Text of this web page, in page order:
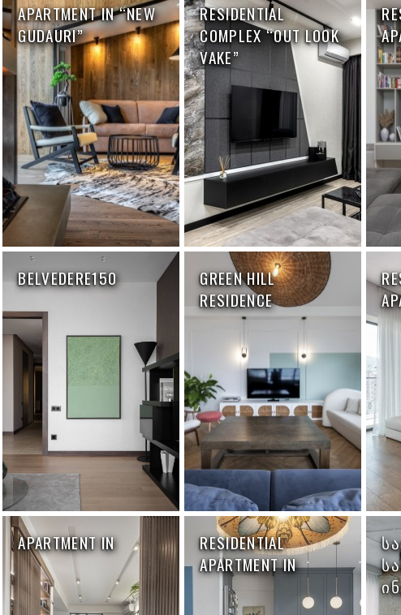
APARTMENT IN “NEW
GUDAURI”
RESIDENTIAL
COMPLEX “OUT LOOK
VAKE”
BELVEDERE150
GREEN HILL
RESIDENCE
APARTMENT IN
RESIDENTIAL
APARTMENT IN